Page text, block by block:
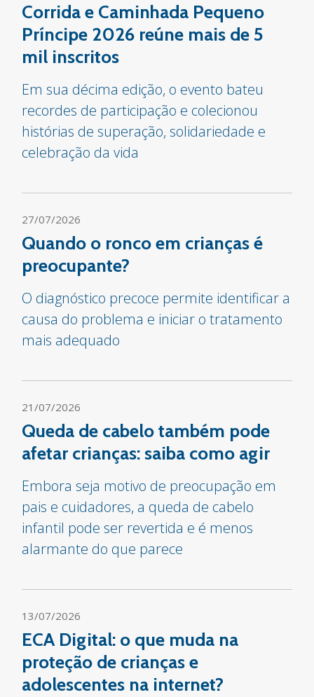
Corrida e Caminhada Pequeno
Príncipe 2026 reúne mais de 5
mil inscritos
Em sua décima edição, o evento bateu
recordes de participação e colecionou
histórias de superação, solidariedade e
celebração da vida
27/07/2026
Quando o ronco em crianças é
preocupante?
O diagnóstico precoce permite identificar a
causa do problema e iniciar o tratamento
mais adequado
21/07/2026
Queda de cabelo também pode
afetar crianças: saiba como agir
Embora seja motivo de preocupação em
pais e cuidadores, a queda de cabelo
infantil pode ser revertida e é menos
alarmante do que parece
13/07/2026
ECA Digital: o que muda na
proteção de crianças e
adolescentes na internet?